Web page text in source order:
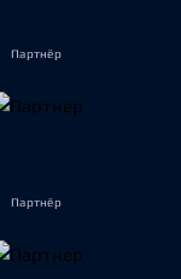
Партнёр
Партнёр